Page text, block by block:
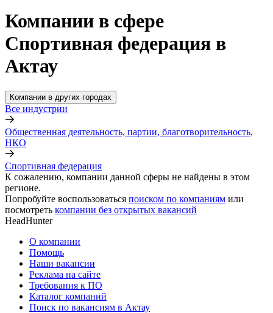
Компании в сфере
Спортивная федерация в
Актау
Компании в других городах
Все индустрии
Общественная деятельность, партии, благотворительность,
НКО
Спортивная федерация
К сожалению, компании данной сферы не найдены в этом
регионе.
Попробуйте воспользоваться поиском по компаниям или
посмотреть компании без открытых вакансий
HeadHunter
О компании
Помощь
Наши вакансии
Реклама на сайте
Требования к ПО
Каталог компаний
Поиск по вакансиям в Актау